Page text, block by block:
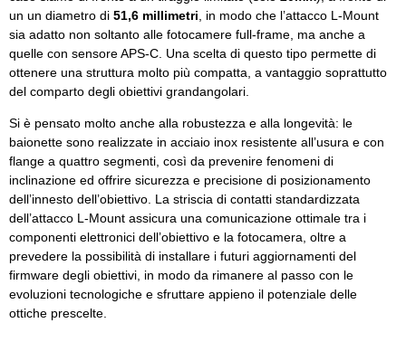
un un diametro di 51,6 millimetri , in modo che l’attacco L-Mount
sia adatto non soltanto alle fotocamere full-frame, ma anche a
quelle con sensore APS-C. Una scelta di questo tipo permette di
ottenere una struttura molto più compatta, a vantaggio soprattutto
del comparto degli obiettivi grandangolari.
Si è pensato molto anche alla robustezza e alla longevità: le
baionette sono realizzate in acciaio inox resistente all’usura e con
flange a quattro segmenti, così da prevenire fenomeni di
inclinazione ed offrire sicurezza e precisione di posizionamento
dell’innesto dell’obiettivo. La striscia di contatti standardizzata
dell’attacco L-Mount assicura una comunicazione ottimale tra i
componenti elettronici dell’obiettivo e la fotocamera, oltre a
prevedere la possibilità di installare i futuri aggiornamenti del
firmware degli obiettivi, in modo da rimanere al passo con le
evoluzioni tecnologiche e sfruttare appieno il potenziale delle
ottiche prescelte.